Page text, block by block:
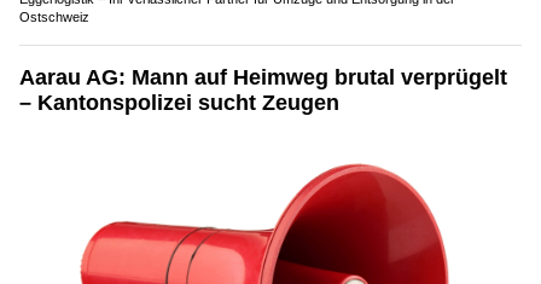
Ostschweiz
Aarau AG: Mann auf Heimweg brutal verprügelt
– Kantonspolizei sucht Zeugen